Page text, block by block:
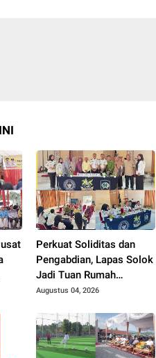
Perkuat Soliditas dan
Pengabdian, Lapas Solok
Jadi Tuan Rumah
Musyawarah
P3I Tingkat Daerah.
Augustus 04, 2026